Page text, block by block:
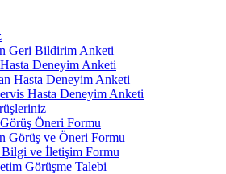
Geri Bildirim Anketi
Deneyim Anketi
Hasta Deneyim Anketi
Hasta Deneyim Anketi
Öneri Formu
Görüş ve Öneri Formu
ve İletişim Formu
Görüşme Talebi